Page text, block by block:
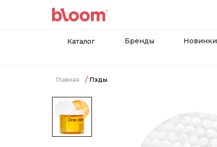
Каталог Бренды Новинки
Главная Пэды